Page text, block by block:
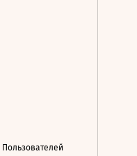
Пользователей